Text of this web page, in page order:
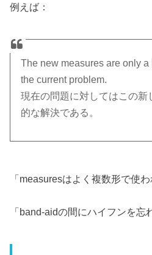
例えば：
The new measures are only
the current problem.
現在の問題に対してはこの新
的な解決である。
「measuresはよく複数形で使わ
「band-aidの間にハイフンを忘